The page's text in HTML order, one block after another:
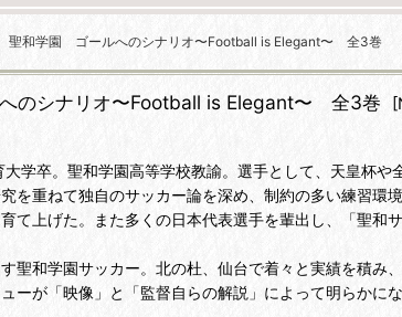
聖和学園 ゴールへのシナリオ〜Football is Elegant〜 全3巻
のシナリオ〜Football is Elegant〜 全3巻 [
学卒。聖和学園高等学校教諭。選手として、天皇杯
を重ねて独自のサッカー論を深め、制約の多い練習
て上げた。また多くの日本代表選手を輩出し、「聖
聖和学園サッカー。北の杜、仙台で着々と実績を積
ーが「映像」と「監督自らの解説」によって明らかにな